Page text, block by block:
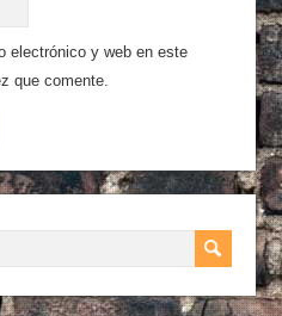
electrónico y web en este
que comente.